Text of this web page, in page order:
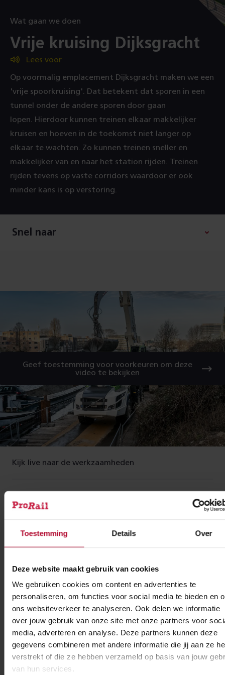
Toestemming Details Over
Deze website maakt gebruik van cookies
We gebruiken cookies om content en advertenties te
personaliseren, om functies voor social media te bieden en
ons websiteverkeer te analyseren. Ook delen we informatie
over jouw gebruik van onze site met onze partners voor
media, adverteren en analyse. Deze partners kunnen deze
gegevens combineren met andere informatie die jij aan ze
verstrekt of die ze hebben verzameld op basis van jouw
van hun services.
Wat gaan we doen
:
Vrije kruising Dijksgracht
Lees voor
Op voormalig emplacement Dijksgracht maken we een
'vrije spoorkruising'. Dat betekent dat sporen in een
tunnel onder de andere sporen door gaan
lopen. Hierdoor kunnen treinen elkaar makkelijker
kruisen en hoeven in de toekomst niet langer op
elkaar te wachten. Zo kunnen treinen sneller en
makkelijker van en naar het station rijden. Treinen
rijden tevens op vaste corridors waardoor er ook
minder kans is op verstoring.
Snel naar
Kijk live naar de werkzaamheden
Geef toestemming voor voorkeuren om deze
video te bekijken
In vijf delen
wordt deze 100 meter lang. Het eerste deel is
leggen we de eerste sporen over de tunnel, waarna
treinen eroverheen gaan rijden. Daardoor ontstaat
ruimte om op de plek waar nu nog twee sporen liggen
aan de noordkant van het bouwterrein, de tunnel
verder af te bouwen. Zo bouwen we deel voor deel de
tunnel af.